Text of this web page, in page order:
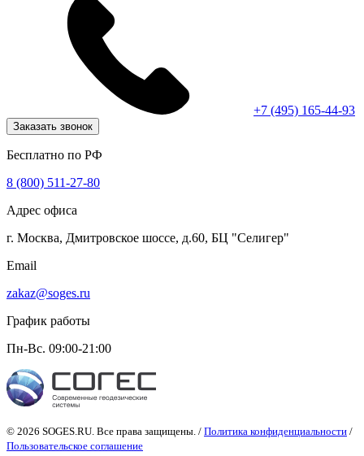
+7 (495) 165-44-93
Заказать звонок
Бесплатно по РФ
8 (800) 511-27-80
Адрес офиса
г. Москва, Дмитровское шоссе, д.60, БЦ "Селигер"
Email
zakaz@soges.ru
График работы
Пн-Вс. 09:00-21:00
© 2026 SOGES.RU. Все права защищены. / Политика конфиденциальности /
Пользовательское соглашение